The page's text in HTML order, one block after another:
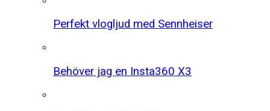
Perfekt vlogljud med Sennheiser
Behöver jag en Insta360 X3